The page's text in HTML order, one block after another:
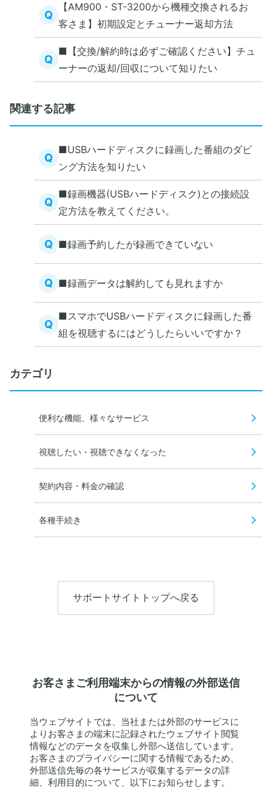
Q
【AM900・ST-3200から機種交換されるお
客さま】初期設定とチューナー返却方法
Q
■【交換/解約時は必ずご確認ください】チュ
ーナーの返却/回収について知りたい
関連する記事
Q
■USBハードディスクに録画した番組のダビ
ング方法を知りたい
Q
■録画機器(USBハードディスク)との接続設
定方法を教えてください。
Q ■録画予約したが録画できていない
Q ■録画データは解約しても見れますか
Q
■スマホでUSBハードディスクに録画した番
組を視聴するにはどうしたらいいですか？
カテゴリ
便利な機能、様々なサービス
視聴したい・視聴できなくなった
契約内容・料金の確認
各種手続き
サポートサイトトップへ戻る
お客さまご利用端末からの情報の外部送信
について
当ウェブサイトでは、当社または外部のサービスに
よりお客さまの端末に記録されたウェブサイト閲覧
情報などのデータを収集し外部へ送信しています。
お客さまのプライバシーに関する情報であるため、
外部送信先毎の各サービスが収集するデータの詳
細、利用目的について、以下にお知らせします。